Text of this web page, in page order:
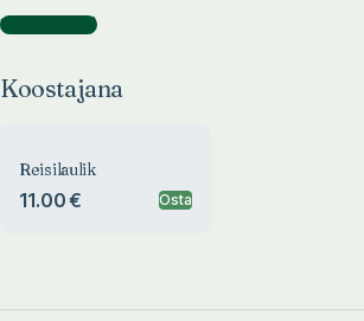
Koostajana )
Koostajana
Reisilaulik
11.00 € Osta